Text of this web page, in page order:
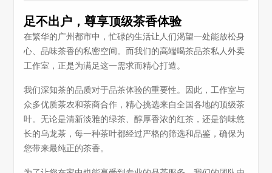
足不出户，尊享顶级茶香体验
在繁华的广州都市中，忙碌的生活让人们渴望一处能放松身
心、品味茶香的私密空间。而我们的高端喝茶品茶私人外卖
工作室，正是为满足这一需求而精心打造。
我们深知茶的品质对于品茶体验的重要性。因此，工作室与
众多优质茶农和茶商合作，精心挑选来自全国各地的顶级茶
叶。无论是清新淡雅的绿茶、醇厚香浓的红茶，还是韵味悠
长的乌龙茶，每一种茶叶都经过严格的筛选和品鉴，确保为
您带来最纯正的茶香。